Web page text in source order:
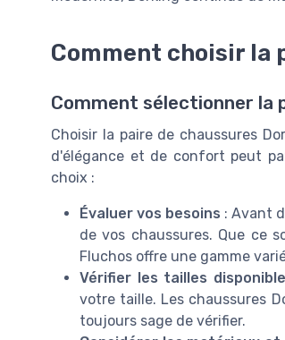
Comment choisir la
Comment sélectionner la
Choisir la paire de chaussures
d'élégance et de confort peut
choix :
Évaluer vos besoins : Avant
de vos chaussures. Que ce
Fluchos offre une gamme
Vérifier les tailles
votre taille. Les chaussures
toujours sage de vérifier.